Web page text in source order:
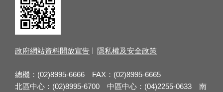
政府網站資料開放宣告 隱私權及安全政策
總機：(02)8995-6666 FAX：(02)8995-6665
北區中心：(02)8995-6700 中區中心：(04)2255-0633 南